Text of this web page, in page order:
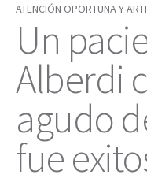
ATENCIÓN OPORTUNA Y
Un
Alberdi
agudo
fue